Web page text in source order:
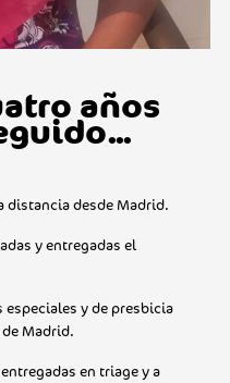
años
distancia desde Madrid.
y entregadas el
y de presbicia
Madrid.
en triage y a